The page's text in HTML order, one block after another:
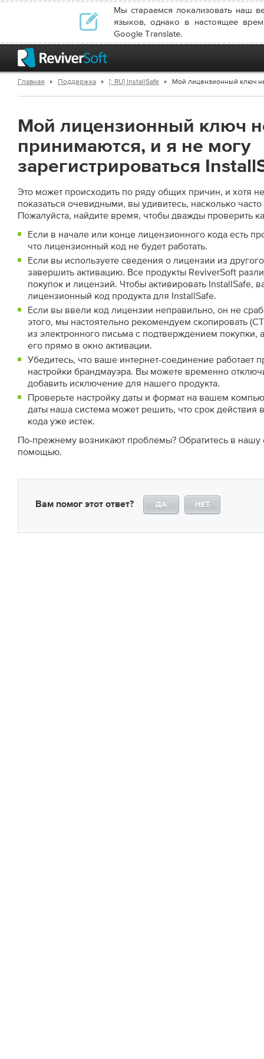
Мы стараемся локализовать наш
языков, однако в настоящее
Google Translate.
Главная Поддержка [: RU] InstallSafe Мой лицензионный ключ
Мой лицензионный ключ
принимаются, и я не могу
зарегистрироваться
Это может происходить по ряду общих причин, и хотя
показаться очевидными, вы удивитесь, насколько
Пожалуйста, найдите время, чтобы дважды проверить
Если в начале или конце лицензионного кода есть
что лицензионный код не будет работать.
Если вы используете сведения о лицензии из
завершить активацию. Все продукты ReviverSoft
покупок и лицензий. Чтобы активировать InstallSafe,
лицензионный код продукта для InstallSafe.
Если вы ввели код лицензии неправильно, он не
этого, мы настоятельно рекомендуем скопировать
из электронного письма с подтверждением покупки, а
его прямо в окно активации.
Убедитесь, что ваше интернет-соединение работает
настройки брандмауэра. Вы можете временно
добавить исключение для нашего продукта.
Проверьте настройку даты и формат на вашем
даты наша система может решить, что срок действия
кода уже истек.
По-прежнему возникают проблемы? Обратитесь в
помощью.
Вам помог этот ответ? ДА НЕТ